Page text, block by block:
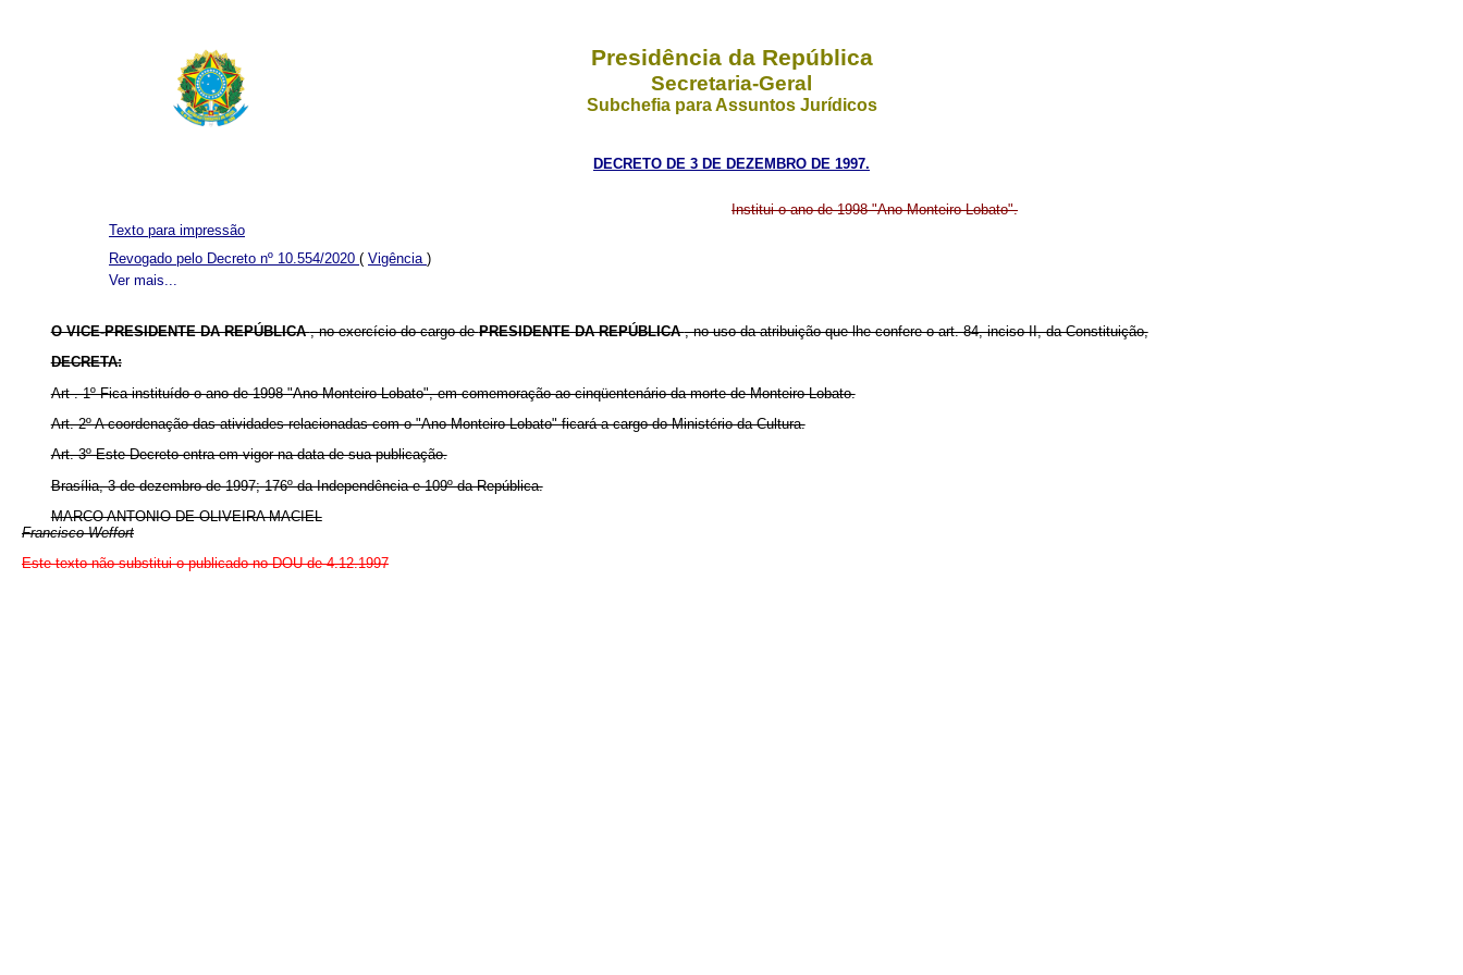
Presidência da República
Secretaria-Geral
Subchefia para Assuntos Jurídicos
DECRETO DE 3 DE DEZEMBRO DE 1997.
Institui o ano de 1998 "Ano Monteiro Lobato".
Ver mais...
Texto para impressão
Revogado pelo Decreto nº 10.554/2020 ( Vigência )
O VICE-PRESIDENTE DA REPÚBLICA, no exercício do cargo dePRESIDENTE DA REPÚBLICA, no uso da atribuição que lhe confere o art. 84, inciso II, da Constituição,
DECRETA:
Art . 1º Fica instituído o ano de 1998 "Ano Monteiro Lobato", em comemoração ao cinqüentenário da morte de Monteiro Lobato.
Art. 2º A coordenação das atividades relacionadas com o "Ano Monteiro Lobato" ficará a cargo do Ministério da Cultura.
Art. 3º Este Decreto entra em vigor na data de sua publicação.
Brasília, 3 de dezembro de 1997; 176º da Independência e 109º da República.
MARCO ANTONIO DE OLIVEIRA MACIEL
Francisco Weffort
Este texto não substitui o publicado no DOU de 4.12.1997